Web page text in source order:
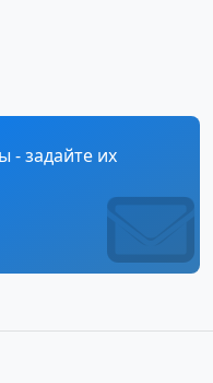
- задайте их